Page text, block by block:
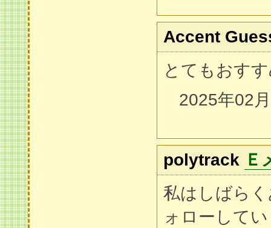
Accent
とてもおす
2025年02
polytrack Ｅ
私はしばら
ォローして